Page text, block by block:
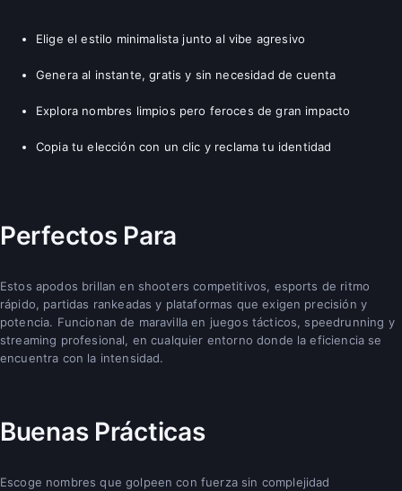
Elige el estilo minimalista junto al vibe agresivo
Genera al instante, gratis y sin necesidad de cuenta
Explora nombres limpios pero feroces de gran impacto
Copia tu elección con un clic y reclama tu identidad
Perfectos Para
Estos apodos brillan en shooters competitivos, esports de ritmo
rápido, partidas rankeadas y plataformas que exigen precisión y
potencia. Funcionan de maravilla en juegos tácticos, speedrunning y
streaming profesional, en cualquier entorno donde la eficiencia se
encuentra con la intensidad.
Buenas Prácticas
Escoge nombres que golpeen con fuerza sin complejidad